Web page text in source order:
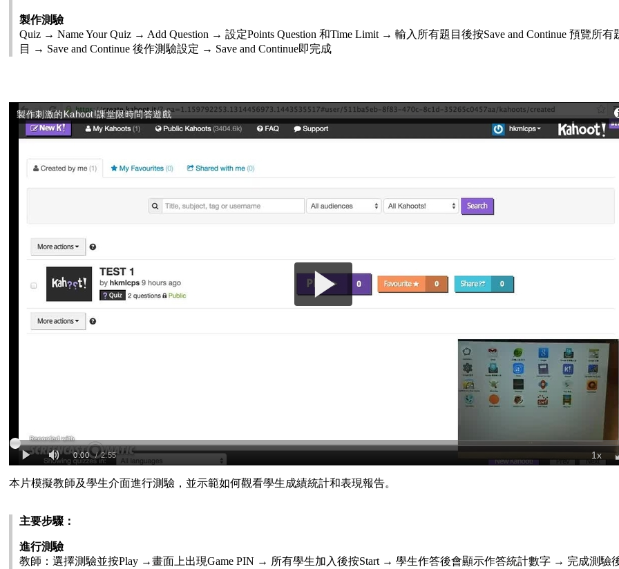
製作測驗
Quiz → Name Your Quiz → Add Question → 設定Points Question 和Time Limit → 輸入所有題目後按Save and Continue 預覽所有
目 → Save and Continue 後作測驗設定 → Save and Continue即完成
本片模擬教師及學生介面進行測驗，並示範如何觀看學生成績統計和表現報告。
主要步驟：
進行測驗
教師：選擇測驗並按Play →畫面上出現Game PIN → 所有學生加入後按Start → 學生作答後會顯示作答統計數字 → 完成測驗